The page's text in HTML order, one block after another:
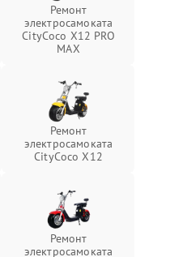
Ремонт
электросамоката
CityCoco X12 PRO
MAX
Ремонт
электросамоката
CityCoco X12
Ремонт
электросамоката